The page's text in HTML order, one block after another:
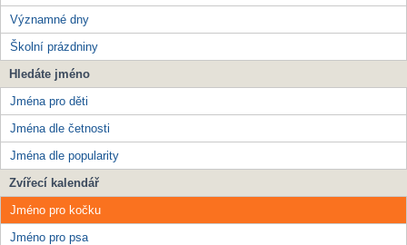
Významné dny
Školní prázdniny
Hledáte jméno
Jména pro děti
Jména dle četnosti
Jména dle popularity
Zvířecí kalendář
Jméno pro kočku
Jméno pro psa